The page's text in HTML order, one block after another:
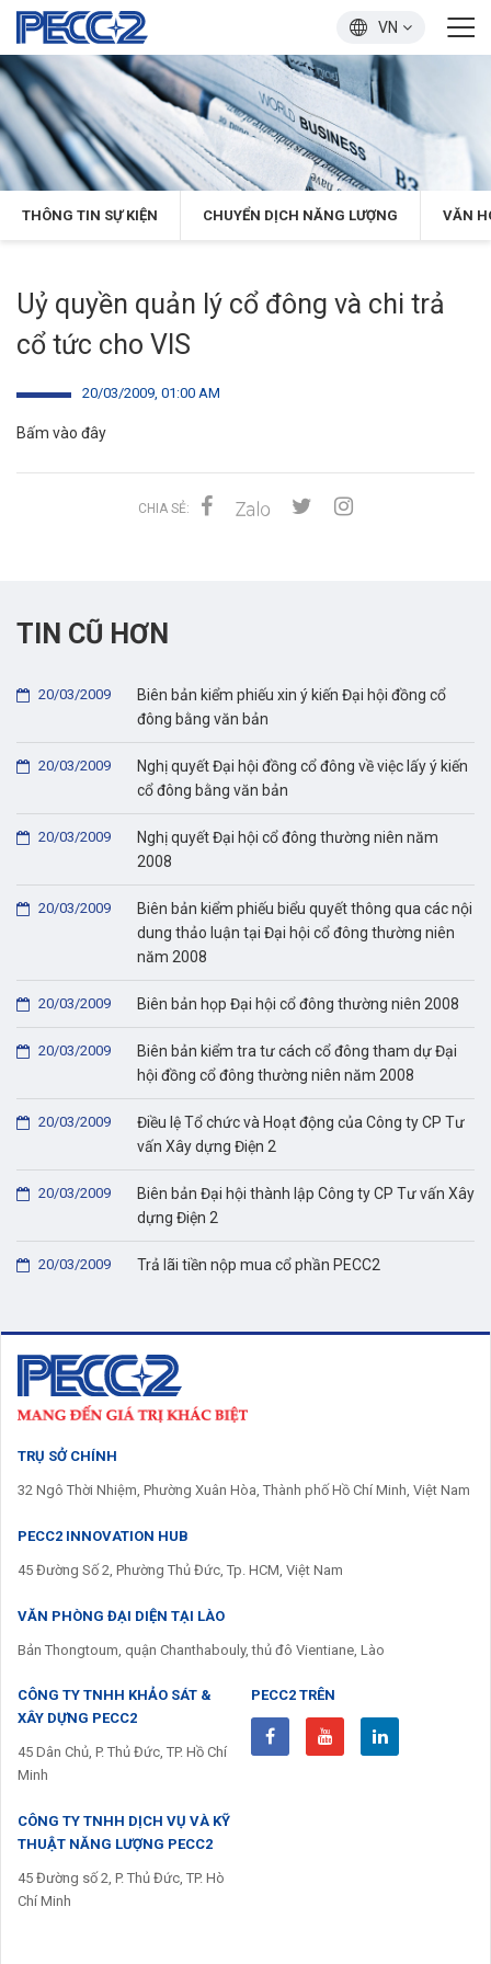
VN
THÔNG TIN SỰ KIỆN CHUYỂN DỊCH NĂNG LƯỢNG VĂN
Uỷ quyền quản lý cổ đông và chi trả
cổ tức cho VIS
20/03/2009, 01:00 AM
Bấm vào đây
CHIA SẺ:
TIN CŨ HƠN
Biên bản kiểm phiếu xin ý kiến Đại hội đồng cổ
đông bằng văn bản
20/03/2009
Nghị quyết Đại hội đồng cổ đông về việc lấy ý kiến
cổ đông bằng văn bản
20/03/2009
Nghị quyết Đại hội cổ đông thường niên năm
2008
20/03/2009
Biên bản kiểm phiếu biểu quyết thông qua các nội
dung thảo luận tại Đại hội cổ đông thường niên
năm 2008
20/03/2009
Biên bản họp Đại hội cổ đông thường niên 2008
20/03/2009
Biên bản kiểm tra tư cách cổ đông tham dự Đại
hội đồng cổ đông thường niên năm 2008
20/03/2009
Điều lệ Tổ chức và Hoạt động của Công ty CP Tư
vấn Xây dựng Điện 2
20/03/2009
Biên bản Đại hội thành lập Công ty CP Tư vấn Xây
dựng Điện 2
20/03/2009
Trả lãi tiền nộp mua cổ phần PECC2
20/03/2009
TRỤ SỞ CHÍNH
32 Ngô Thời Nhiệm, Phường Xuân Hòa, Thành phố Hồ Chí Minh, Việt Nam
PECC2 INNOVATION HUB
45 Đường Số 2, Phường Thủ Đức, Tp. HCM, Việt Nam
VĂN PHÒNG ĐẠI DIỆN TẠI LÀO
Bản Thongtoum, quận Chanthabouly, thủ đô Vientiane, Lào
CÔNG TY TNHH KHẢO SÁT &
XÂY DỰNG PECC2
45 Dân Chủ, P. Thủ Đức, TP. Hồ Chí
Minh
CÔNG TY TNHH DỊCH VỤ VÀ KỸ
THUẬT NĂNG LƯỢNG PECC2
45 Đường số 2, P. Thủ Đức, TP. Hò
Chí Minh
PECC2 TRÊN